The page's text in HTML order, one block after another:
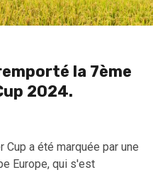
la 7ème
2024.
a été marquée par une
Europe, qui s'est